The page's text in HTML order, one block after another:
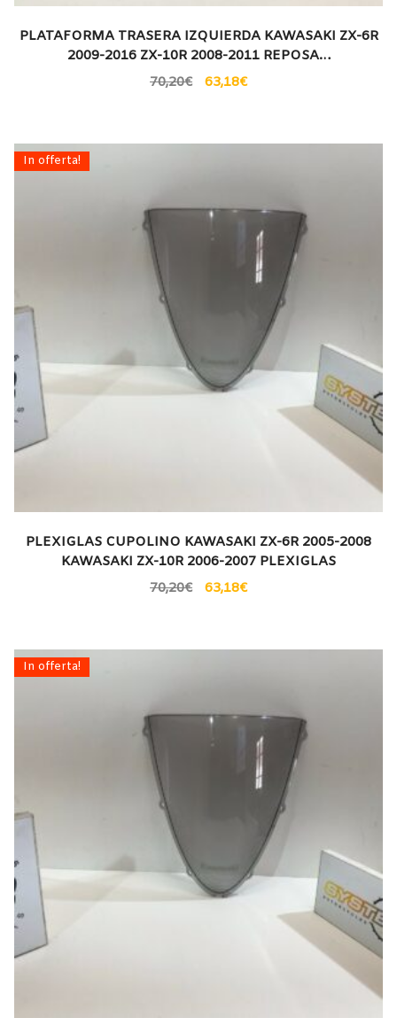
PLATAFORMA TRASERA IZQUIERDA KAWASAKI ZX-6R
2009-2016 ZX-10R 2008-2011 REPOSA…
70,20€ 63,18€
In offerta!
PLEXIGLAS CUPOLINO KAWASAKI ZX-6R 2005-2008
KAWASAKI ZX-10R 2006-2007 PLEXIGLAS
70,20€ 63,18€
In offerta!